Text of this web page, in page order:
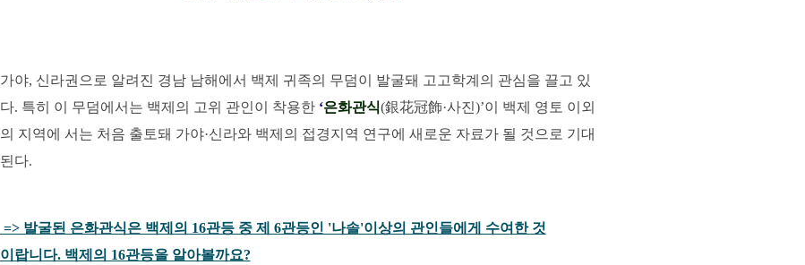
가야, 신라권으로 알려진 경남 남해에서 백제 귀족의 무덤이 발굴돼 고고학계의 관심을 끌고 있
다. 특히 이 무덤에서는 백제의 고위 관인이 착용한 ‘은화관식(銀花冠飾·사진)’이 백제 영토 이외
의 지역에 서는 처음 출토돼 가야·신라와 백제의 접경지역 연구에 새로운 자료가 될 것으로 기대
된다.
=> 발굴된 은화관식은 백제의 16관등 중 제 6관등인 '나솔'이상의 관인들에게 수여한 것
이랍니다. 백제의 16관등을 알아볼까요?